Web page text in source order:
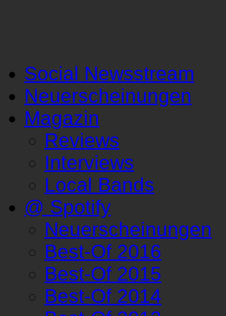
Social Newsstream
Neuerscheinungen
Magazin
Reviews
Interviews
Local Bands
@ Spotify
Neuerscheinungen
Best-Of 2016
Best-Of 2015
Best-Of 2014